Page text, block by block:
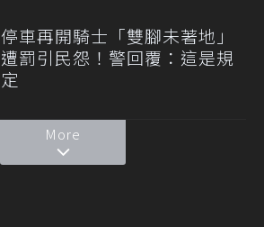
停車再開騎士「雙腳未著地」
遭罰引民怨！警回覆：這是規
定
More